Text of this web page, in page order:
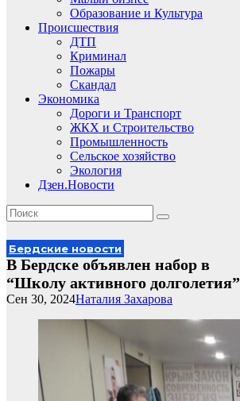
Образование и Культура
Происшествия
ДТП
Криминал
Пожары
Скандал
Экономика
Дороги и Транспорт
ЖКХ и Строительство
Промышленность
Сельское хозяйство
Экология
Дзен.Новости
Бердские новости
В Бердске объявлен набор в
“Школу активного долголетия”
Наталия Захарова
Сен 30, 2024